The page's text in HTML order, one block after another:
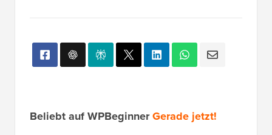
Beliebt auf WPBeginnerGerade jetzt!